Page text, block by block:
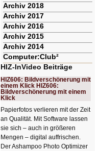
Archiv 2018
Archiv 2017
Archiv 2016
Archiv 2015
Archiv 2014
Computer:Club²
HIZ-InVideo Beiträge
HIZ606: Bildverschönerung mit
einem Klick HIZ606:
Bildverschönerung mit einem
Klick
Papierfotos verlieren mit der Zeit
an Qualität. Mit Software lassen
sie sich – auch in größeren
Mengen – digital auffrischen.
Der Ashampoo Photo Optimizer